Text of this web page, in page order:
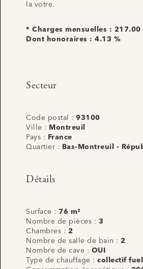
la votre.
* Charges mensuelles : 217.00
Dont honoraires : 4.13 %
Secteur
Code postal : 93100
Ville :
Montreuil
Pays :
France
Quartier :
Bas-Montreuil -
Détails
Surface : 76 m²
Nombre de pièces : 3
Chambres : 2
Nombre de salle de bain : 2
Nombre de cave : OUI
Type de chauffage : collectif